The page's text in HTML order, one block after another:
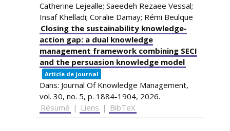
Catherine Lejealle; Saeedeh Rezaee Vessal;
Insaf Khelladi; Coralie Damay; Rémi Beulque
Closing the sustainability knowledge-
action gap: a dual knowledge
management framework combining SECI
and the persuasion knowledge model
Article de journal
Dans: Journal Of Knowledge Management,
vol. 30, no. 5, p. 1884-1904, 2026.
Résumé | Liens | BibTeX